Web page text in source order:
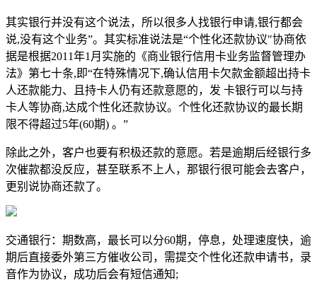
其实银行并没有这个说法，所以很多人找银行申请,银行都会
说,没有这个业务”。其实标准说法是“个性化还款协议"协商依
据是根据2011年1月实施的《商业银行信用卡业务监督管理办
法》第七十条,即“在特殊情况下,确认信用卡欠款金额超出持卡
人还款能力、且持卡人仍有还款意愿的，发 卡银行可以与持
卡人等协商,达成个性化还款协议。个性化还款协议的最长期
限不得超过5年(60期) 。”
除此之外，客户也要有积极还款的意愿。若是逾期后经银行多
次催款都没反应，甚至联系不上人，那银行很可能会去客户，
更别说协商还款了。
交通银行：期数高，最长可以分60期，停息，处理速度快，逾
期后直接委外第三方催收公司，需提交个性化还款申请书，录
音作为协议，成功后会有短信通知;